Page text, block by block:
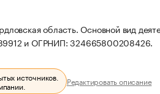
область. Основной вид
и ОГРНИП: 324665800208426.
источников.
Редактировать описание